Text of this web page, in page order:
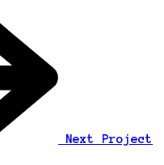
Next Project